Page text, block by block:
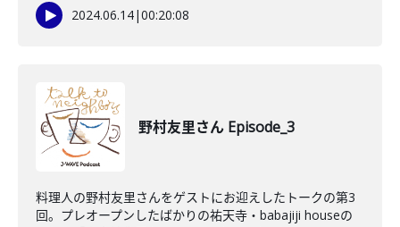
2024.06.14|00:20:08
野村友里さん Episode_3
料理人の野村友里さんをゲストにお迎えしたトークの第3
回。プレオープンしたばかりの祐天寺・babajiji houseの